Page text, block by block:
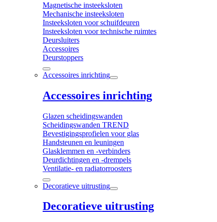
Magnetische insteeksloten
Mechanische insteeksloten
Insteeksloten voor schuifdeuren
Insteeksloten voor technische ruimtes
Deursluiters
Accessoires
Deurstoppers
Accessoires inrichting
Accessoires inrichting
Glazen scheidingswanden
Scheidingswanden TREND
Bevestigingsprofielen voor glas
Handsteunen en leuningen
Glasklemmen en -verbinders
Deurdichtingen en -drempels
Ventilatie- en radiatorroosters
Decoratieve uitrusting
Decoratieve uitrusting